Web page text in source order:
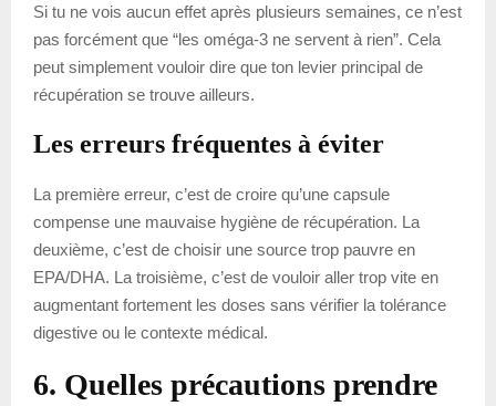
Si tu ne vois aucun effet après plusieurs semaines, ce n’est
pas forcément que “les oméga-3 ne servent à rien”. Cela
peut simplement vouloir dire que ton levier principal de
récupération se trouve ailleurs.
Les erreurs fréquentes à éviter
La première erreur, c’est de croire qu’une capsule
compense une mauvaise hygiène de récupération. La
deuxième, c’est de choisir une source trop pauvre en
EPA/DHA. La troisième, c’est de vouloir aller trop vite en
augmentant fortement les doses sans vérifier la tolérance
digestive ou le contexte médical.
6. Quelles précautions prendre